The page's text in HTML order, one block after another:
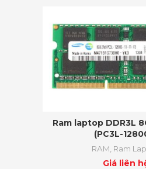
Ram laptop DDR3L
(PC3L-
RAM Ram
Giá liên